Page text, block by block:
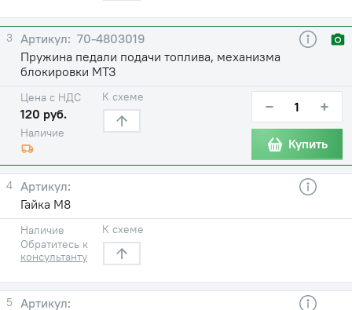
3
70-4803019
Пружина педали подачи топлива, механизма
блокировки МТЗ
Наличие
Цена с НДС
120 руб.
К схеме − +
Купить
4
Гайка М8
Наличие
Обратитесь к
консультанту
К схеме
5